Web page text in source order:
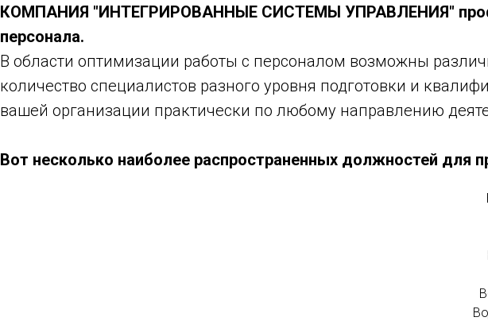
КОМПАНИЯ "ИНТЕГРИРОВАННЫЕ СИСТЕМЫ УПРАВЛЕНИЯ"
персонала.
В области оптимизации работы с персоналом возможны
количество специалистов разного уровня подготовки и
вашей организации практически по любому направлению
Вот несколько наиболее распространенных должностей для